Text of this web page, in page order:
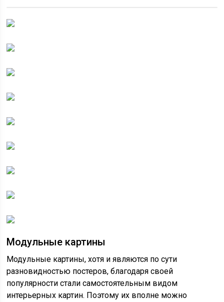
Модульные картины
Модульные картины, хотя и являются по сути
разновидностью постеров, благодаря своей
популярности стали самостоятельным видом
интерьерных картин. Поэтому их вполне можно